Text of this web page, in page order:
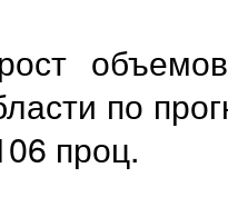
по
проц.